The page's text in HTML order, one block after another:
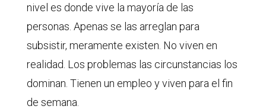
nivel es donde vive la mayoría de las
personas. Apenas se las arreglan para
subsistir, meramente existen. No viven en
realidad. Los problemas las circunstancias los
dominan. Tienen un empleo y viven para el fin
de semana.